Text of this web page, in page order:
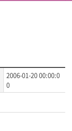
2006-01-20 00:00:0
0